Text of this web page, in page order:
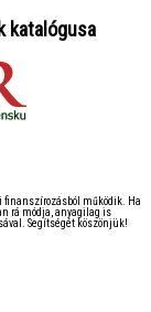
katalógusa
finanszírozásból működik. Ha
rá módja, anyagilag is
Segítségét köszönjük!